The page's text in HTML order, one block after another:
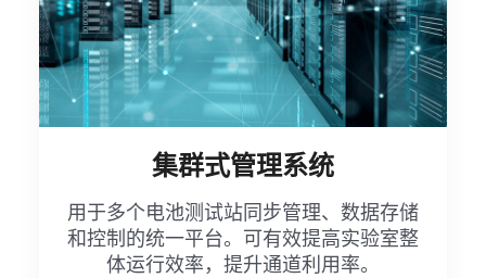
集群式管理系统
用于多个电池测试站同步管理、数据存储
和控制的统一平台。可有效提高实验室整
体运行效率，提升通道利用率。